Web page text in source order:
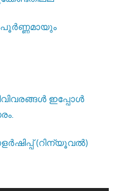
പൂർണ്ണമായും
ഇപ്പോൾ
(റിന്യൂവൽ)